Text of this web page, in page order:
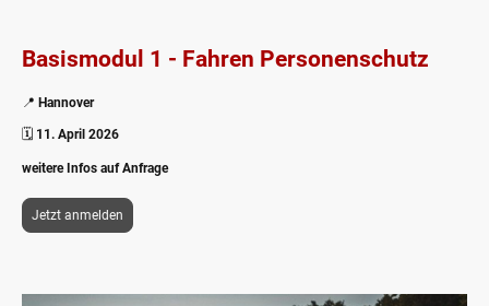
Basismodul 1 - Fahren Personenschutz
📍 Hannover
🗓️ 11. April 2026
weitere Infos auf Anfrage
Jetzt anmelden